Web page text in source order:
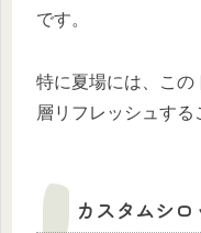
です。
特に夏場には、この
層リフレッシュする
カスタムシロ